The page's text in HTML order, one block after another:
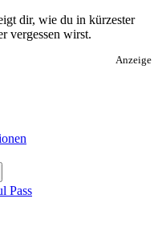
dir, wie du in kürzester
vergessen wirst.
Anzeige
Pass